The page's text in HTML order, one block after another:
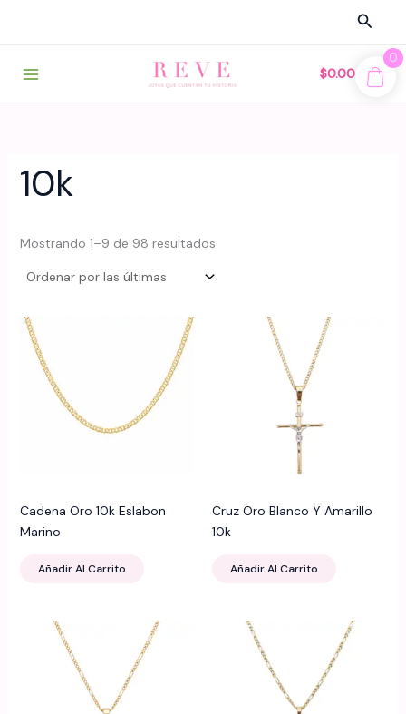
Buscar
$0.00
10k
Mostrando 1–9 de 98 resultadosSorted
Cadena Oro 10k Eslabon
Marino
Añadir Al Carrito
Cruz Oro Blanco Y Amarillo
10k
Añadir Al Carrito
0